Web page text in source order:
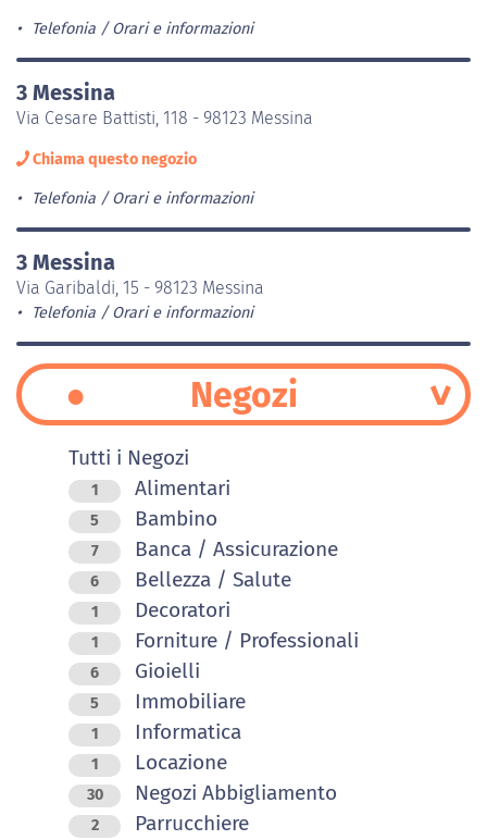
Telefonia Orari e informazioni
3 Messina
Via Cesare Battisti, 118 - 98123 Messina
Chiama questo negozio
Telefonia Orari e informazioni
3 Messina
Via Garibaldi, 15 - 98123 Messina
Telefonia Orari e informazioni
Negozi
Tutti i Negozi
1 Alimentari
5 Bambino
7 Banca / Assicurazione
6 Bellezza / Salute
1 Decoratori
1 Forniture / Professionali
6 Gioielli
5 Immobiliare
1 Informatica
1 Locazione
30 Negozi Abbigliamento
2 Parrucchiere